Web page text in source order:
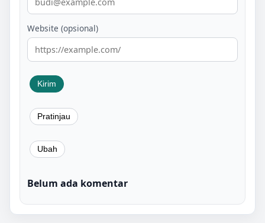
Website (opsional)
Belum ada komentar